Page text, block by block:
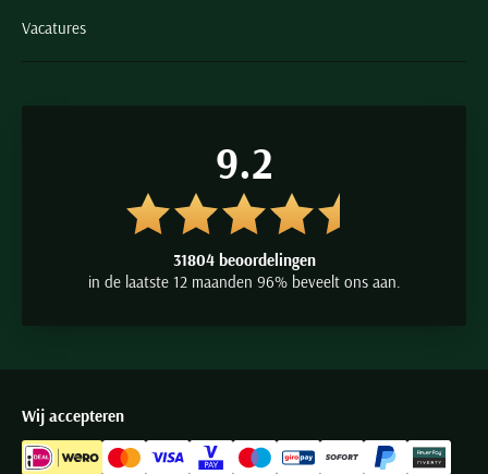
Vacatures
9.2
31804 beoordelingen
in de laatste 12 maanden 96% beveelt ons aan.
Wij accepteren